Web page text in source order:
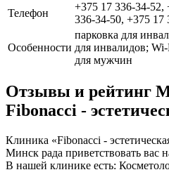
Телефон
+375 17 336-34-52,
336-34-50, +375 17
Особенности
парковка для
для инвалидов;
для мужчин
Отзывы и рейтинг
Fibonacci -
Клиника «Fibonacci -
Минск рада приветствовать вас
В нашей клинике есть: